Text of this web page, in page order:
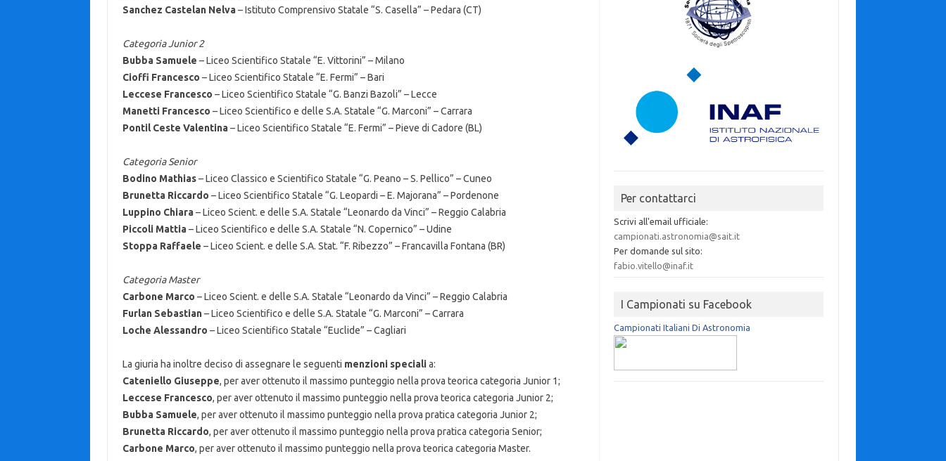
Sanchez Castelan Nelva– Istituto Comprensivo Statale “S. Casella” – Pedara (CT)
Categoria Junior 2
Bubba Samuele – Liceo Scientifico Statale “E. Vittorini” – Milano
Cioffi Francesco – Liceo Scientifico Statale “E. Fermi” – Bari
Leccese Francesco – Liceo Scientifico Statale “G. Banzi Bazoli” – Lecce
Manetti Francesco – Liceo Scientifico e delle S.A. Statale “G. Marconi” – Carrara
Pontil Ceste Valentina– Liceo Scientifico Statale “E. Fermi” – Pieve di Cadore (BL)
Categoria Senior
Bodino Mathias– Liceo Classico e Scientifico Statale “G. Peano – S. Pellico” – Cuneo
Brunetta Riccardo – Liceo Scientifico Statale “G. Leopardi – E. Majorana” – Pordenone
Luppino Chiara– Liceo Scient. e delle S.A. Statale “Leonardo da Vinci” – Reggio Calabria
Piccoli Mattia– Liceo Scientifico e delle S.A. Statale “N. Copernico” – Udine
Stoppa Raffaele – Liceo Scient. e delle S.A. Stat. “F. Ribezzo” – Francavilla Fontana (BR)
Categoria Master
Carbone Marco – Liceo Scient. e delle S.A. Statale “Leonardo da Vinci” – Reggio Calabria
Furlan Sebastian– Liceo Scientifico e delle S.A. Statale “G. Marconi” – Carrara
Loche Alessandro – Liceo Scientifico Statale “Euclide” – Cagliari
La giuria ha inoltre deciso di assegnare le seguenti menzioni specialia:
Cateniello Giuseppe, per aver ottenuto il massimo punteggio nella prova teorica categoria Junior 1;
Leccese Francesco, per aver ottenuto il massimo punteggio nella prova teorica categoria Junior 2;
Bubba Samuele, per aver ottenuto il massimo punteggio nella prova pratica categoria Junior 2;
Brunetta Riccardo, per aver ottenuto il massimo punteggio nella prova pratica categoria Senior;
Carbone Marco, per aver ottenuto il massimo punteggio nella prova teorica categoria Master.
Per contattarci
Scrivi all'email ufficiale:
campionati.astronomia@sait.it
Per domande sul sito:
fabio.vitello@inaf.it
I Campionati su Facebook
Campionati Italiani Di Astronomia